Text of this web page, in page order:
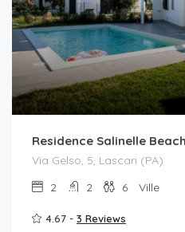
Via Gelso, 5, Lascari (PA)
2
2 6 Ville
4.67 - 3 Reviews